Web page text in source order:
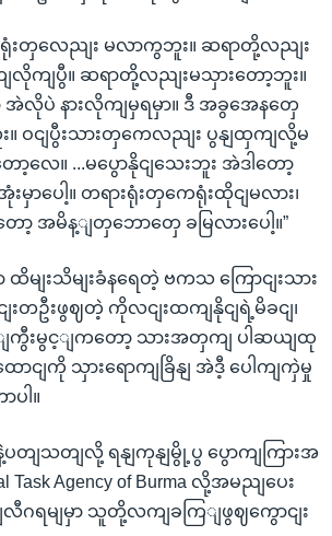
းတှလေညျး မလာကွဘူး။ ဆရာတို့လညျး
ကျပွီ။ ဆရာတို့လညျးမသှားတော့ဘူး။
လိုပဲ နားလိုကျမှရမှာ။ ဒီ အခွအေနတှေ
။ ဝငျပွီးသားတှကေလညျး ပွနျထှကျလို့မ
ာ့လေ။ ...မပွောနိုငျသေးဘူး အဲဒါတော့
မှာပေါ့။ တရားရုံးတှကေရုံးထိုငျမလား၊
တော့ အမိန့ျတှဘောတှေ ခမြလားပေါ့။”
ထိမျးသိမျးခံနရေတဲ့ ဗကသ ကြောငျးသား
ငျးတဦးဖွဈတဲ့ ကိုလငျးထကျနိုငျရဲ့မိခငျ၊
ျကွီးမွင့ျကတော့ သားအတှကျ ပါဆယျထု
ောငျကို သှားရောကျခြိနျ အဲဒီ့ ပေါကျကှဲမှု
ပါ။
ပတျသတျလို့ ရနျကုနျမွို့ပွ ပွောကျကြားအ
Agency of Burma လို့အမညျပေး
ရမျမှာ သူတို့လကျခကြျဖွဈကွောငျး